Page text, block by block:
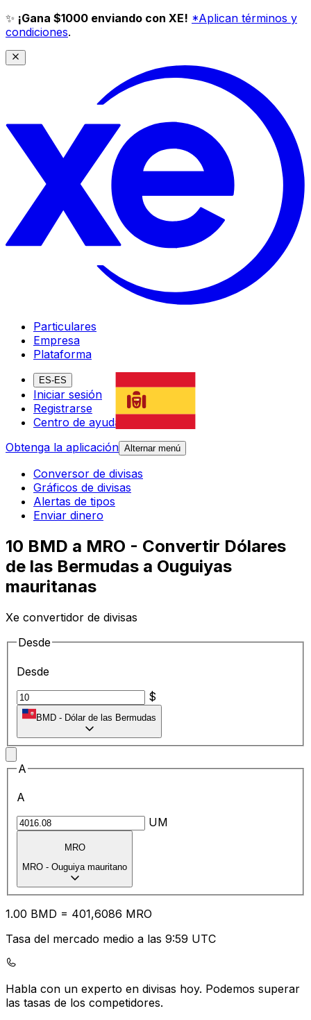
✨ ¡Gana $1000 enviando con XE! *Aplican términos y
condiciones.
Particulares
Empresa
Plataforma
ES-ES
Iniciar sesión
Registrarse
Centro de ayuda
Obtenga la aplicación Alternar menú
Conversor de divisas
Gráficos de divisas
Alertas de tipos
Enviar dinero
10 BMD a MRO - Convertir Dólares
de las Bermudas a Ouguiyas
mauritanas
Xe convertidor de divisas
Desde
Desde
$
BMD - Dólar de las Bermudas
A
A
UM
MRO
MRO - Ouguiya mauritano
1.00 BMD = 401,6086 MRO
Tasa del mercado medio a las 9:59 UTC
Habla con un experto en divisas hoy. Podemos superar
las tasas de los competidores.